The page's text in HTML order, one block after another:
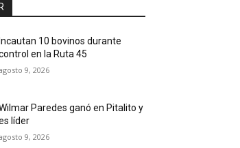
10 bovinos durante
en la Ruta 45
9, 2026
Paredes ganó en Pitalito y
líder
9, 2026